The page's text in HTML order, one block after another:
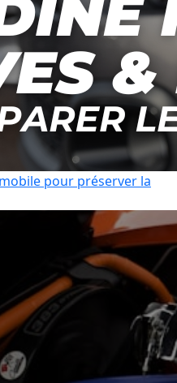
pour préserver la